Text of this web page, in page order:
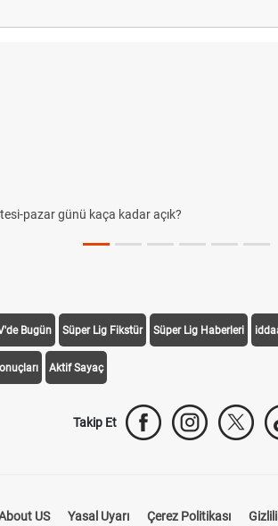
pazar günü kaça kadar açık?
Bugün Süper Lig Fikstür Süper Lig Haberleri
Aktif Sayaç
Takip Et
US Yasal Uyarı Çerez Politikası